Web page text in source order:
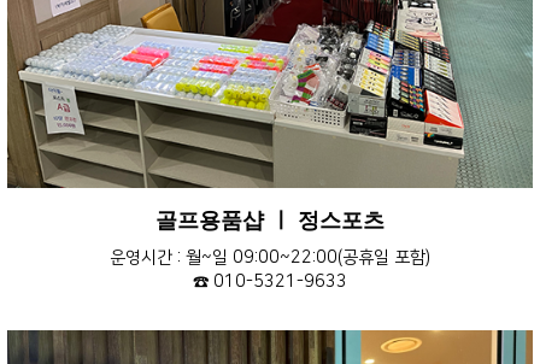
골프용품샵 ㅣ 정스포츠
운영시간 : 월~일 09:00~22:00(공휴일 포함)
☎ 010-5321-9633